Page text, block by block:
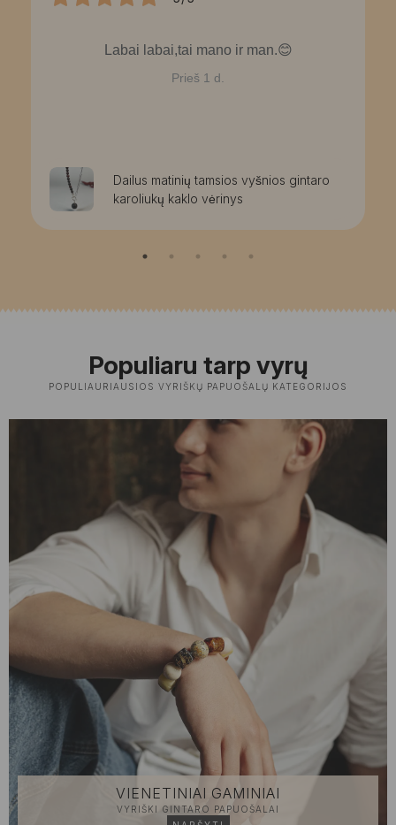
Labai labai,tai mano ir man.😊
Prieš 1 d.
Dailus matinių tamsios vyšnios gintaro
karoliukų kaklo vėrinys
Populiaru tarp vyrų
POPULIAURIAUSIOS VYRIŠKŲ PAPUOŠALŲ KATEGORIJOS
VIENETINIAI GAMINIAI
VYRIŠKI GINTARO PAPUOŠALAI